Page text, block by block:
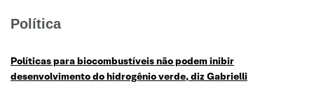
Política
Políticas para biocombustíveis não podem inibir
desenvolvimento do hidrogênio verde, diz Gabrielli